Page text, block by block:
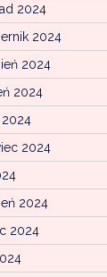
2024
2024
2024
2024
2024
2024
2024
2024